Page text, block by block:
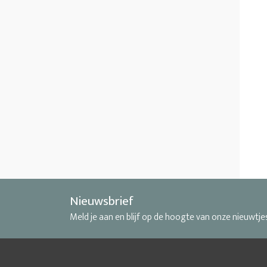
Nieuwsbrief
Meld je aan en blijf op de hoogte van onze